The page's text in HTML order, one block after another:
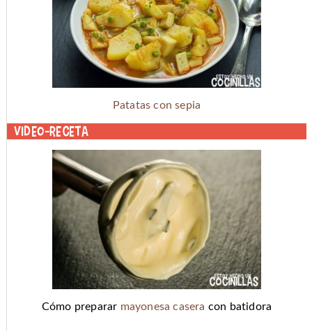
Patatas con sepia
Video-receta
Cómo preparar mayonesa casera con batidora